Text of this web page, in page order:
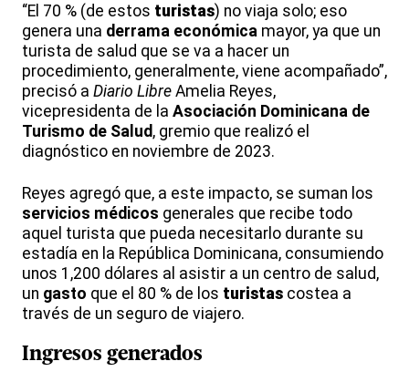
“El 70 % (de estos turistas) no viaja solo; eso
genera una derrama económica mayor, ya que un
turista de salud que se va a hacer un
procedimiento, generalmente, viene acompañado”,
precisó a Diario Libre Amelia Reyes,
vicepresidenta de la Asociación Dominicana de
Turismo de Salud , gremio que realizó el
diagnóstico en noviembre de 2023.
Reyes agregó que, a este impacto, se suman los
servicios médicos generales que recibe todo
aquel turista que pueda necesitarlo durante su
estadía en la República Dominicana, consumiendo
unos 1,200 dólares al asistir a un centro de salud,
un gasto que el 80 % de los turistas costea a
través de un seguro de viajero.
Ingresos generados